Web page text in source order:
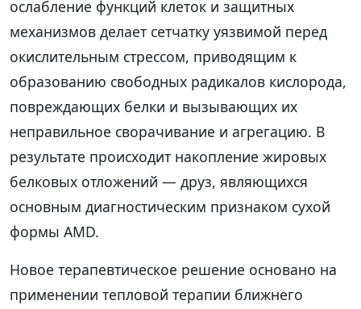
ослабление функций клеток и защитных
механизмов делает сетчатку уязвимой перед
окислительным стрессом, приводящим к
образованию свободных радикалов кислорода,
повреждающих белки и вызывающих их
неправильное сворачивание и агрегацию. В
результате происходит накопление жировых
белковых отложений — друз, являющихся
основным диагностическим признаком сухой
формы AMD.
Новое терапевтическое решение основано на
применении тепловой терапии ближнего